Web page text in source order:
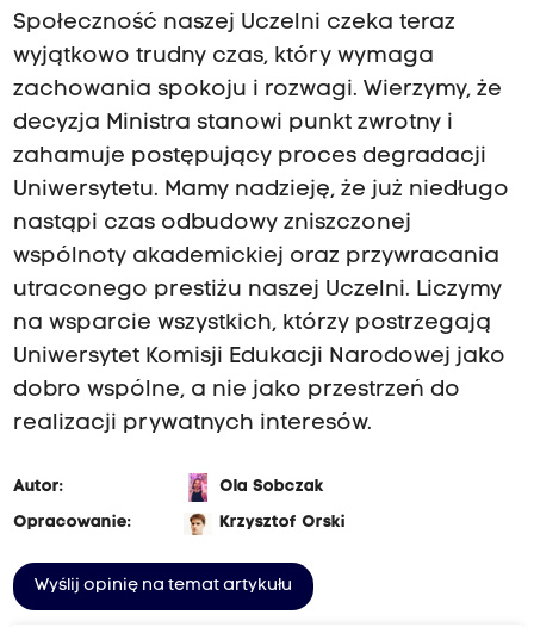
Społeczność naszej Uczelni czeka teraz
wyjątkowo trudny czas, który wymaga
zachowania spokoju i rozwagi. Wierzymy, że
decyzja Ministra stanowi punkt zwrotny i
zahamuje postępujący proces degradacji
Uniwersytetu. Mamy nadzieję, że już niedługo
nastąpi czas odbudowy zniszczonej
wspólnoty akademickiej oraz przywracania
utraconego prestiżu naszej Uczelni. Liczymy
na wsparcie wszystkich, którzy postrzegają
Uniwersytet Komisji Edukacji Narodowej jako
dobro wspólne, a nie jako przestrzeń do
realizacji prywatnych interesów.
Autor:
Ola Sobczak
Opracowanie:
Krzysztof Orski
Wyślij opinię na temat artykułu